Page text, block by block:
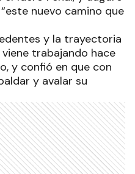
nuevo camino que
y la trayectoria
trabajando hace
y confió en que con
y avalar su